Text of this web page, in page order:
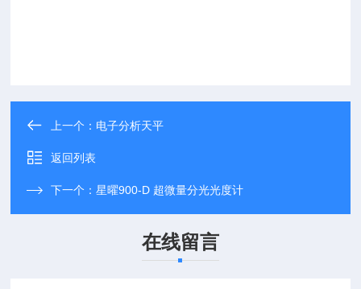
上一个： 电子分析天平
返回列表
下一个：星曜900-D 超微量分光光度计
在线留言